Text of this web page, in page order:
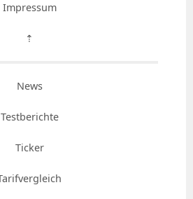
Impressum
⇡
News
Testberichte
Ticker